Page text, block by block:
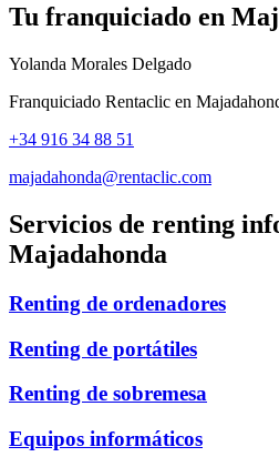
Tu franquiciado en
Yolanda Morales Delgado
Franquiciado Rentaclic en
+34 916 34 88 51
majadahonda@rentaclic.com
Servicios de renting
Majadahonda
Renting de ordenadores
Renting de portátiles
Renting de sobremesa
Equipos informáticos